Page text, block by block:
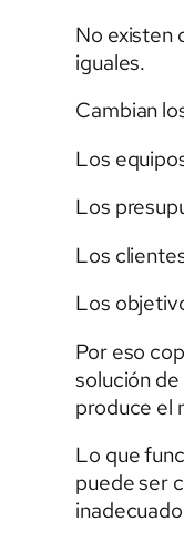
No existen
iguales.
Cambian
Los
Los
Los
Los
Por eso
solución
produce el
Lo que
puede ser